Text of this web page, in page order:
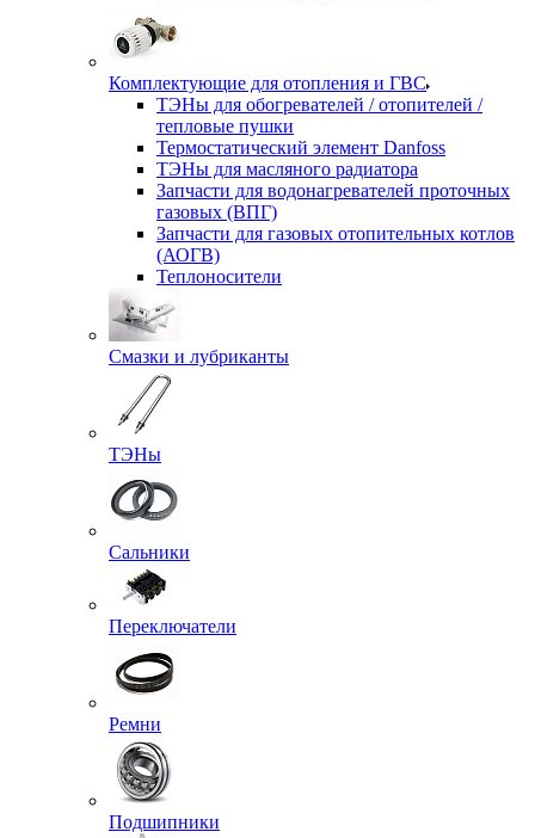
Комплектующие для отопления и ГВС
ТЭНы для обогревателей / отопителей /
тепловые пушки
Термостатический элемент Danfoss
ТЭНы для масляного радиатора
Запчасти для водонагревателей проточных
газовых (ВПГ)
Запчасти для газовых отопительных котлов
(АОГВ)
Теплоносители
Смазки и лубриканты
ТЭНы
Сальники
Переключатели
Ремни
Подшипники